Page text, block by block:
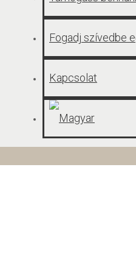
Fogadj szívedbe
Kapcsolat